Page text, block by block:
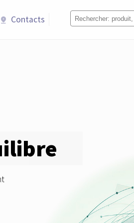
pin_drop Contacts